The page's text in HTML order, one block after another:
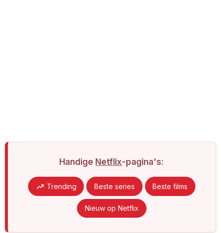
Handige Netflix-pagina's:
Trending Beste series Beste films
Nieuw op Netflix